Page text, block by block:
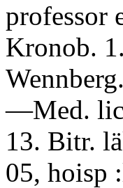
professor
Kronob.
—Med.
13. Bitr.
05, hoisp